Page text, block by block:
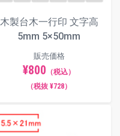
木製台木一行印 文字高
5mm 5×50mm
販売価格
¥800 （税込）
（税抜 ¥728）